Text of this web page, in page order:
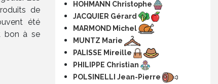
de
été
bon à se
HOHMANN Christophe
JACQUIER Gérard
MARMOND Michel
MUNTZ Marie
PALISSE Mireille
PHILIPPE Christian
POLSINELLI Jean-Pierre